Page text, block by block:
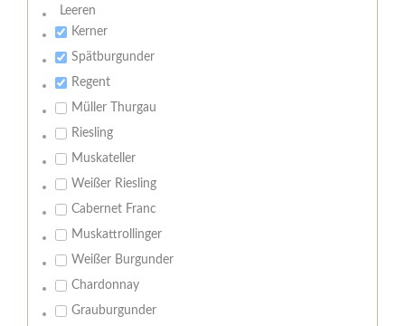
Leeren
Kerner
Spätburgunder
Regent
Müller Thurgau
Riesling
Muskateller
Weißer Riesling
Cabernet Franc
Muskattrollinger
Weißer Burgunder
Chardonnay
Grauburgunder